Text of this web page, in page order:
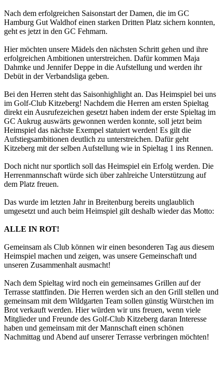
Nach dem erfolgreichen Saisonstart der Damen, die im GC
Hamburg Gut Waldhof einen starken Dritten Platz sichern konnten,
geht es jetzt in den GC Fehmarn.
Hier möchten unsere Mädels den nächsten Schritt gehen und ihre
erfolgreichen Ambitionen unterstreichen. Dafür kommen Maja
Dahmke und Jennifer Deppe in die Aufstellung und werden ihr
Debüt in der Verbandsliga geben.
Bei den Herren steht das Saisonhighlight an. Das Heimspiel bei uns
im Golf-Club Kitzeberg! Nachdem die Herren am ersten Spieltag
direkt ein Ausrufezeichen gesetzt haben indem der erste Spieltag im
GC Aukrug auswärts gewonnen werden konnte, soll jetzt beim
Heimspiel das nächste Exempel statuiert werden! Es gilt die
Aufstiegsambitionen deutlich zu unterstreichen. Dafür geht
Kitzeberg mit der selben Aufstellung wie in Spieltag 1 ins Rennen.
Doch nicht nur sportlich soll das Heimspiel ein Erfolg werden. Die
Herrenmannschaft würde sich über zahlreiche Unterstützung auf
dem Platz freuen.
Das wurde im letzten Jahr in Breitenburg bereits unglaublich
umgesetzt und auch beim Heimspiel gilt deshalb wieder das Motto:
ALLE IN ROT!
Gemeinsam als Club können wir einen besonderen Tag aus diesem
Heimspiel machen und zeigen, was unsere Gemeinschaft und
unseren Zusammenhalt ausmacht!
Nach dem Spieltag wird noch ein gemeinsames Grillen auf der
Terrasse stattfinden. Die Herren werden sich an den Grill stellen und
gemeinsam mit dem Wildgarten Team sollen günstig Würstchen im
Brot verkauft werden. Hier würden wir uns freuen, wenn viele
Mitglieder und Freunde des Golf-Club Kitzeberg daran Interesse
haben und gemeinsam mit der Mannschaft einen schönen
Nachmittag und Abend auf unserer Terrasse verbringen möchten!